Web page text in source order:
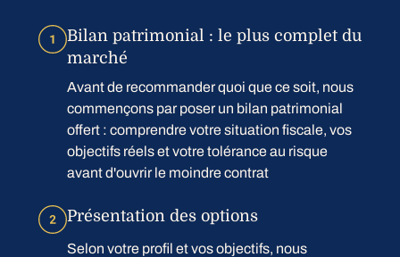
Bilan patrimonial : le plus complet du
marché
Avant de recommander quoi que ce soit, nous
commençons par poser un bilan patrimonial
offert : comprendre votre situation fiscale, vos
objectifs réels et votre tolérance au risque
avant d'ouvrir le moindre contrat
Présentation des options
Selon votre profil et vos objectifs, nous